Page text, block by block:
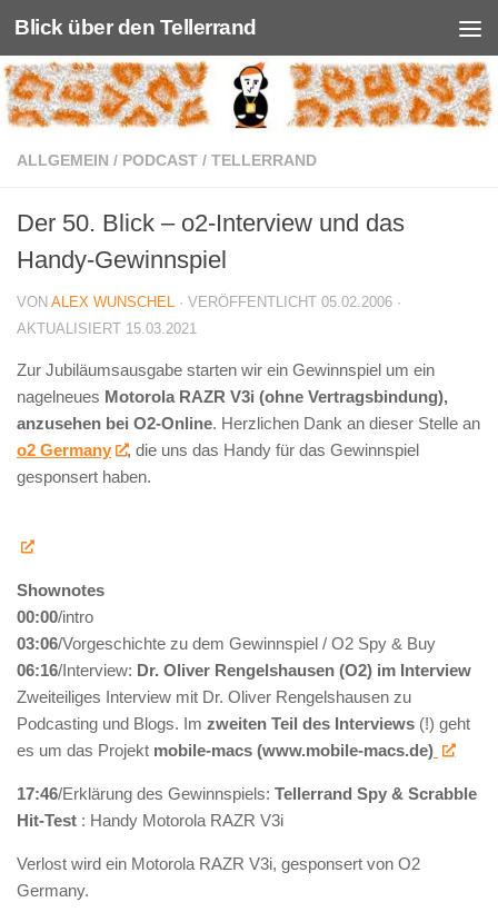
Unter dem Inhalt
Blick über den Tellerrand
ALLGEMEIN / PODCAST / TELLERRAND
Der 50. Blick – o2-Interview und das
Handy-Gewinnspiel
VON ALEX WUNSCHEL · VERÖFFENTLICHT 05.02.2006 ·
AKTUALISIERT 15.03.2021
Zur Jubiläumsausgabe starten wir ein Gewinnspiel um ein
nagelneues Motorola RAZR V3i (ohne Vertragsbindung),
anzusehen bei O2-Online. Herzlichen Dank an dieser Stelle an
o2 Germany
, die uns das Handy für das Gewinnspiel
gesponsert haben.
Shownotes
00:00/intro
03:06/Vorgeschichte zu dem Gewinnspiel / O2 Spy & Buy
06:16/Interview: Dr. Oliver Rengelshausen (O2) im Interview
Zweiteiliges Interview mit Dr. Oliver Rengelshausen zu
Podcasting und Blogs. Im zweiten Teil des Interviews (!) geht
es um das Projekt mobile-macs (www.mobile-macs.de)
17:46/Erklärung des Gewinnspiels: Tellerrand Spy & Scrabble
Hit-Test : Handy Motorola RAZR V3i
Verlost wird ein Motorola RAZR V3i, gesponsert von O2
Germany.